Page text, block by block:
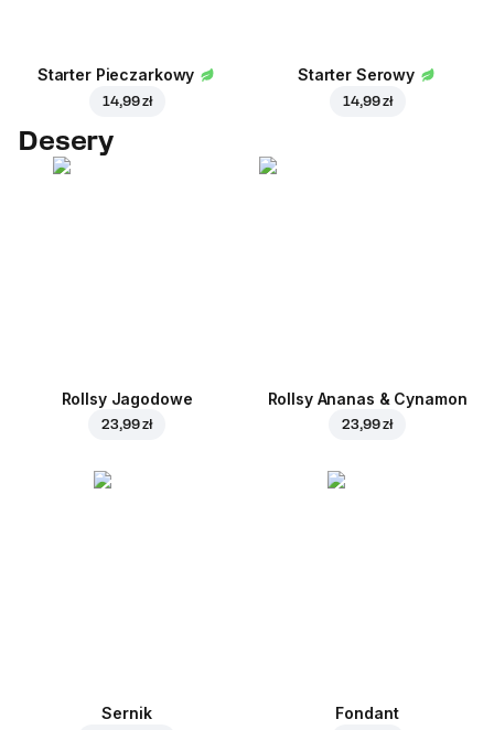
Starter Pieczarkowy
14,99 zł
Starter Serowy
14,99 zł
Desery
Rollsy Jagodowe
23,99 zł
Rollsy Ananas & Cynamon
23,99 zł
Sernik Fondant